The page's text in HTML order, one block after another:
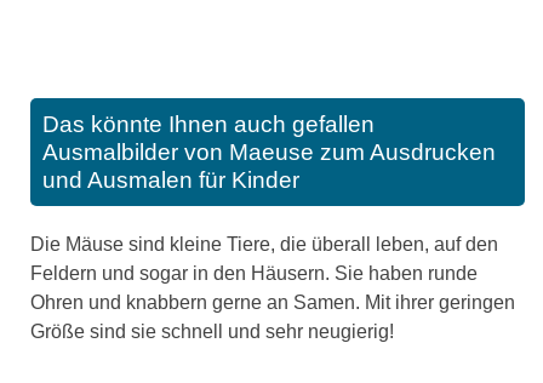
Das könnte Ihnen auch gefallen
Ausmalbilder von Maeuse zum Ausdrucken
und Ausmalen für Kinder
Die Mäuse sind kleine Tiere, die überall leben, auf den
Feldern und sogar in den Häusern. Sie haben runde
Ohren und knabbern gerne an Samen. Mit ihrer geringen
Größe sind sie schnell und sehr neugierig!